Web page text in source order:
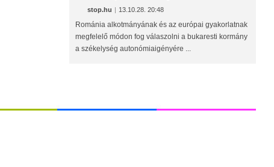
stop.hu | 13.10.28. 20:48
Románia alkotmányának és az európai gyakorlatnak
megfelelő módon fog válaszolni a bukaresti kormány
a székelység autonómiaigényére ...